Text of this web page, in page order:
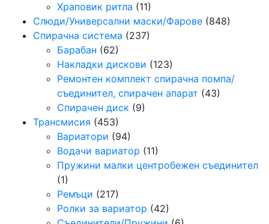
Храповик ритла (11)
Слюди/Универсални маски/Фарове (848)
Спирачна система (237)
Барабан (62)
Накладки дискови (123)
Ремонтен комплект спирачна помпа/
съединител, спирачен апарат (43)
Спирачен диск (9)
Трансмисия (453)
Вариатори (94)
Водачи вариатор (11)
Пружини малки центробежен съединител
(1)
Ремъци (217)
Ролки за вариатор (42)